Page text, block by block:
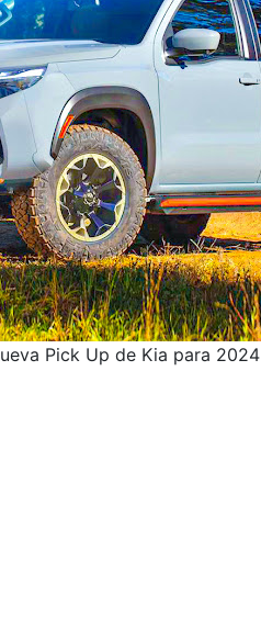
Pick Up de Kia para 2024